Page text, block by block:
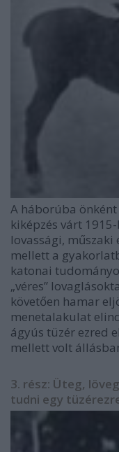
A háborúba
kiképzés várt
lovassági,
mellett a
katonai
„véres”
követően hamar
menetalakulat
ágyús tüzér ezred
mellett volt
3. rész: Üteg,
tudni egy